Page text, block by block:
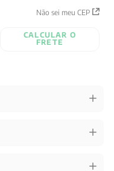
Não sei meu CEP
CALCULAR O
FRETE